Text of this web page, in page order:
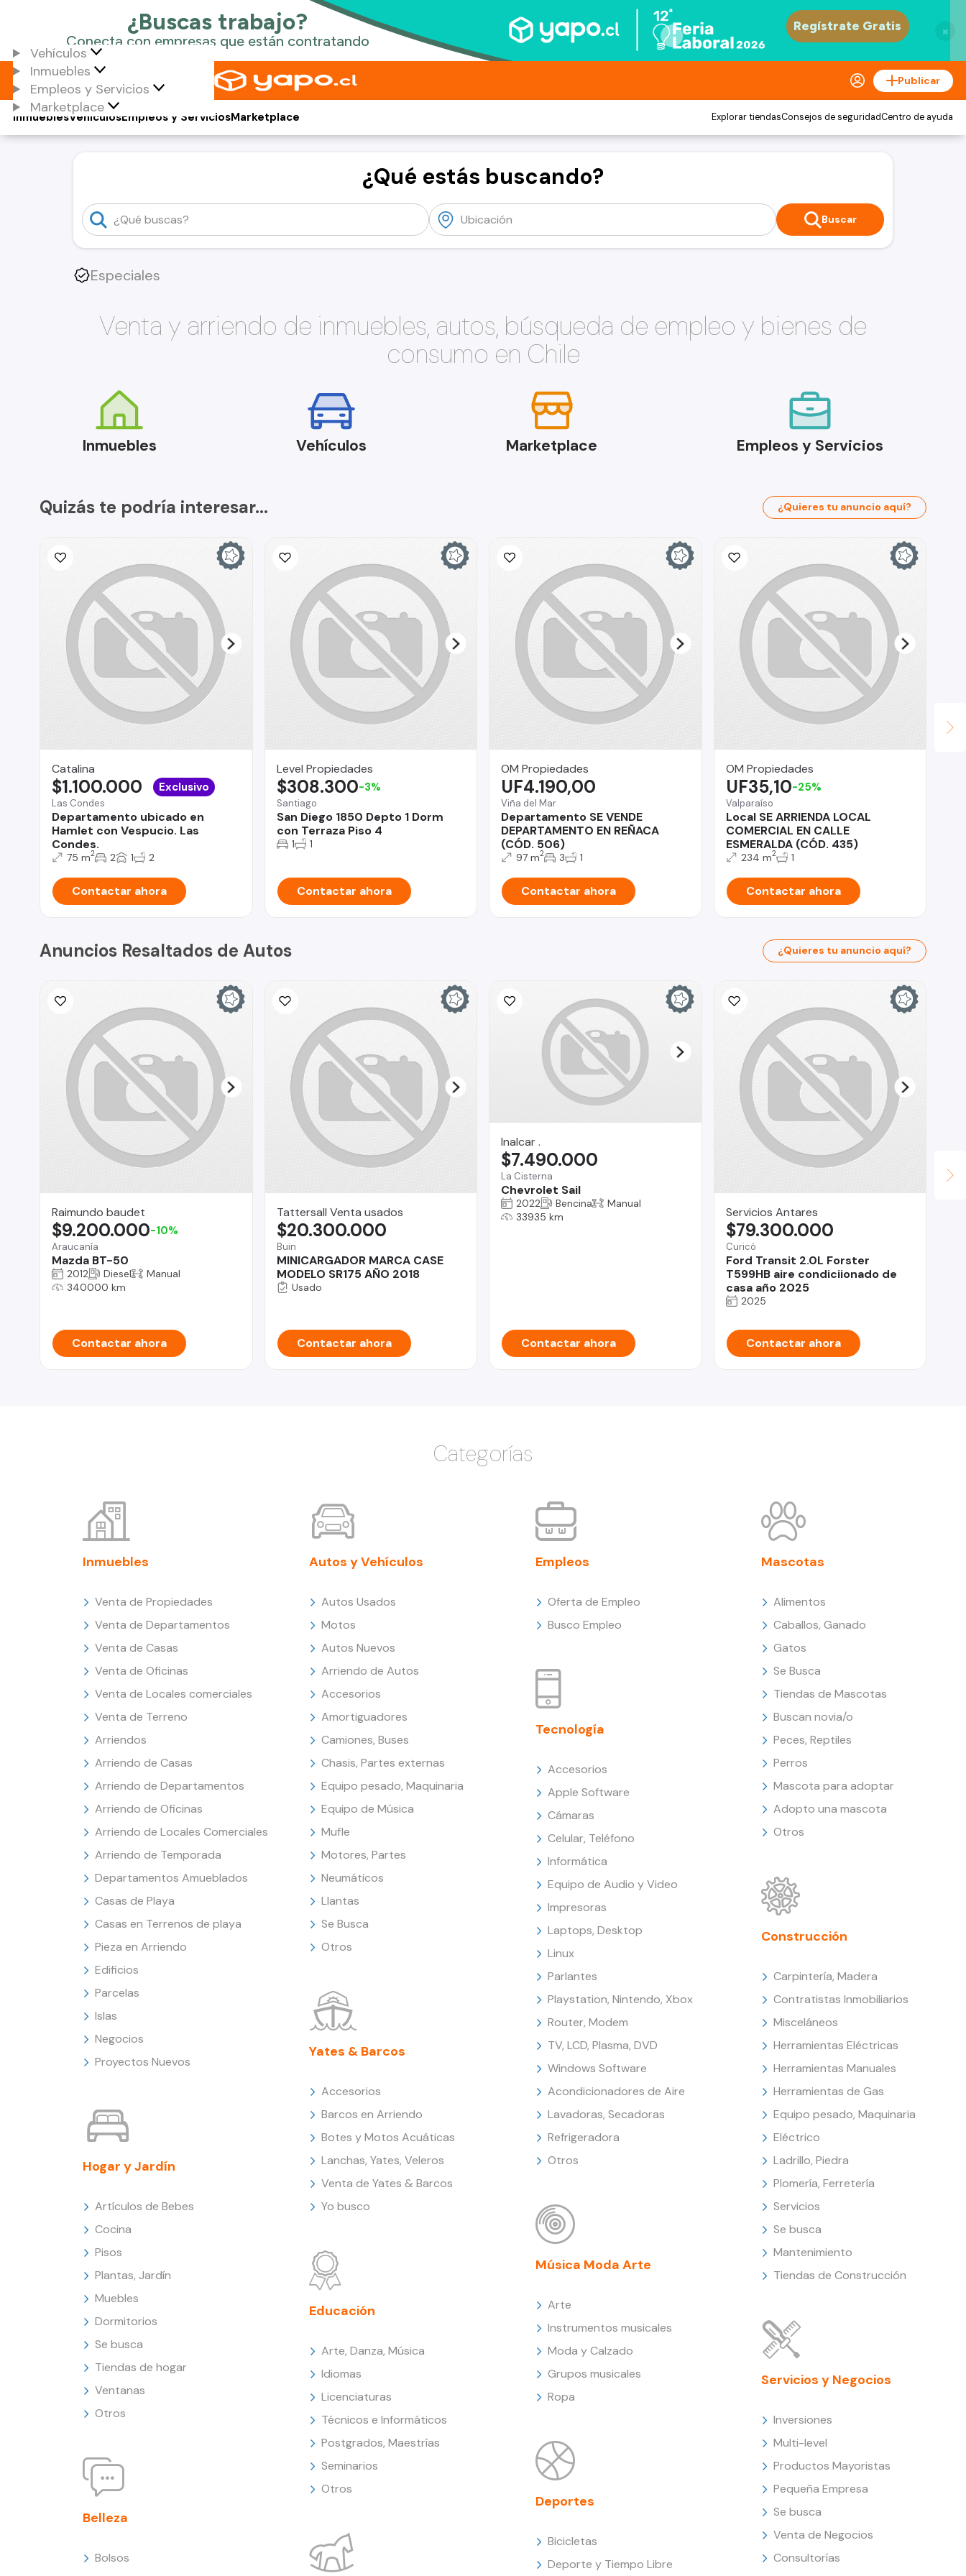
×
Vehículos
Inmuebles
Empleos y Servicios
Marketplace
Publicar
Vehículos
Inmuebles Empleos y ServiciosMarketplace Explorar tiendasConsejos de seguridadCentro de ayuda
¿Qué estás buscando?
Buscar
Especiales
Venta y arriendo de inmuebles, autos, búsqueda de empleo y bienes de
consumo en Chile
Inmuebles Vehículos Marketplace Empleos y Servicios
Quizás te podría interesar... ¿Quieres tu anuncio aquí?
Catalina
Las Condes
Departamento ubicado en
Hamlet con Vespucio. Las
Condes.
$1.100.000 Exclusivo
75 m2 2 1 2
Contactar ahora
Level Propiedades
Santiago
San Diego 1850 Depto 1 Dorm
con Terraza Piso 4
$308.300-3%
1 1
Contactar ahora
OM Propiedades
Viña del Mar
Departamento SE VENDE
DEPARTAMENTO EN REÑACA
(CÓD. 506)
UF4.190,00
97 m2 3 1
Contactar ahora
OM Propiedades
Valparaíso
Local SE ARRIENDA LOCAL
COMERCIAL EN CALLE
ESMERALDA (CÓD. 435)
UF35,10-25%
234 m2 1
Contactar ahora
Anuncios Resaltados de Autos ¿Quieres tu anuncio aquí?
Raimundo baudet
Araucanía
Mazda BT-50
$9.200.000-10%
2012 Diesel
Manual
340000 km
Contactar ahora
Tattersall Venta usados
Buin
MINICARGADOR MARCA CASE
MODELO SR175 AÑO 2018
$20.300.000
Usado
Contactar ahora
Inalcar .
La Cisterna
Chevrolet Sail
$7.490.000
2022 Bencina
Manual
33935 km
Contactar ahora
Servicios Antares
Curicó
Ford Transit 2.0L Forster
T599HB aire condiciionado de
casa año 2025
$79.300.000
2025
Contactar ahora
Categorías
Inmuebles
Venta de Propiedades
Venta de Departamentos
Venta de Casas
Venta de Oficinas
Venta de Locales comerciales
Venta de Terreno
Arriendos
Arriendo de Casas
Arriendo de Departamentos
Arriendo de Oficinas
Arriendo de Locales Comerciales
Arriendo de Temporada
Departamentos Amueblados
Casas de Playa
Casas en Terrenos de playa
Pieza en Arriendo
Edificios
Parcelas
Islas
Negocios
Proyectos Nuevos
Hogar y Jardín
Artículos de Bebes
Cocina
Pisos
Plantas, Jardín
Muebles
Dormitorios
Se busca
Tiendas de hogar
Ventanas
Otros
Belleza
Bolsos
Autos y Vehículos
Autos Usados
Motos
Autos Nuevos
Arriendo de Autos
Accesorios
Amortiguadores
Camiones, Buses
Chasis, Partes externas
Equipo pesado, Maquinaria
Equipo de Música
Mufle
Motores, Partes
Neumáticos
Llantas
Se Busca
Otros
Yates & Barcos
Accesorios
Barcos en Arriendo
Botes y Motos Acuáticas
Lanchas, Yates, Veleros
Venta de Yates & Barcos
Yo busco
Educación
Arte, Danza, Música
Idiomas
Licenciaturas
Técnicos e Informáticos
Postgrados, Maestrías
Seminarios
Otros
Empleos
Oferta de Empleo
Busco Empleo
Tecnología
Accesorios
Apple Software
Cámaras
Celular, Teléfono
Informática
Equipo de Audio y Video
Impresoras
Laptops, Desktop
Linux
Parlantes
Playstation, Nintendo, Xbox
Router, Modem
TV, LCD, Plasma, DVD
Windows Software
Acondicionadores de Aire
Lavadoras, Secadoras
Refrigeradora
Otros
Música Moda Arte
Arte
Instrumentos musicales
Moda y Calzado
Grupos musicales
Ropa
Deportes
Bicicletas
Deporte y Tiempo Libre
Mascotas
Alimentos
Caballos, Ganado
Gatos
Se Busca
Tiendas de Mascotas
Buscan novia/o
Peces, Reptiles
Perros
Mascota para adoptar
Adopto una mascota
Otros
Construcción
Carpintería, Madera
Contratistas Inmobiliarios
Misceláneos
Herramientas Eléctricas
Herramientas Manuales
Herramientas de Gas
Equipo pesado, Maquinaria
Eléctrico
Ladrillo, Piedra
Plomería, Ferretería
Servicios
Se busca
Mantenimiento
Tiendas de Construcción
Servicios y Negocios
Inversiones
Multi-level
Productos Mayoristas
Pequeña Empresa
Se busca
Venta de Negocios
Consultorías